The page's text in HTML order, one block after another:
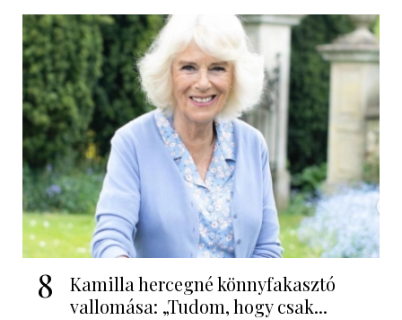
8
Kamilla hercegné könnyfakasztó
vallomása: „Tudom, hogy csak...